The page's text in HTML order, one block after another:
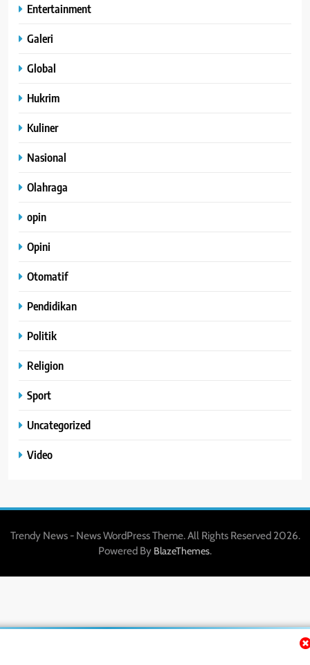
Entertainment
Galeri
Global
Hukrim
Kuliner
Nasional
Olahraga
opin
Opini
Otomatif
Pendidikan
Politik
Religion
Sport
Uncategorized
Video
Trendy News - News WordPress Theme. All Rights Reserved 2026.
Powered By BlazeThemes.